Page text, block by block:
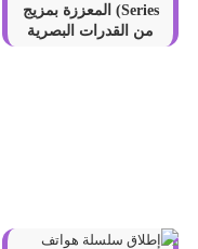
Series) المعززة بمزيج
من القدرات البصرية